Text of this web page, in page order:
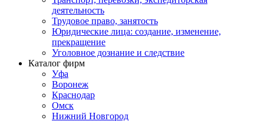
деятельность
Трудовое право, занятость
Юридические лица: создание, изменение,
прекращение
Уголовное дознание и следствие
Каталог фирм
Уфа
Воронеж
Краснодар
Омск
Нижний Новгород